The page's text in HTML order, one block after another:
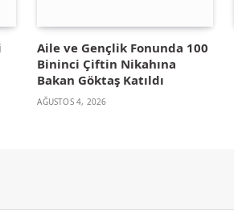
Aile ve Gençlik Fonunda 100
Bininci Çiftin Nikahına
Bakan Göktaş Katıldı
AĞUSTOS 4, 2026